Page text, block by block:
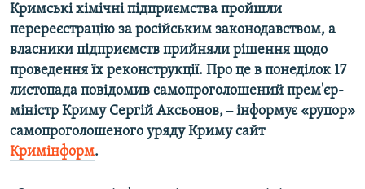
пошуку
ІНТЕРВ'Ю
ВСЕ ЗА ДЕНЬ
СПЕЦПРОЕКТИ
ДЕПОРТАЦІЯ
ВІДЕОУРОКИ «ELIFBE»
СВІДЧЕННЯ ОКУПАЦІЇ
УКРАЇНСЬКА ПРОБЛЕМА КРИМУ
ЯК ОБІЙТИ БЛОКУВАННЯ
Русский
Кримські хімічні підприємства пройшли
перереєстрацію за російським законодавством, а
власники підприємств прийняли рішення щодо
проведення їх реконструкції. Про це в понеділок 17
листопада повідомив самопроголошений прем'єр-
міністр Криму Сергій Аксьонов, –інформує «рупор»
самопроголошеного уряду Криму сайт
Кримінформ.